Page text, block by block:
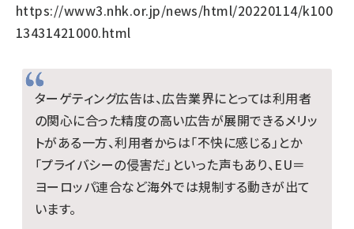
https://www3.nhk.or.jp/news/html/20220114/k100
13431421000.html
ターゲティング広告は、広告業界にとっては利用者
の関心に合った精度の高い広告が展開できるメリッ
トがある一方、利用者からは「不快に感じる」とか
「プライバシーの侵害だ」といった声もあり、EU＝
ヨーロッパ連合など海外では規制する動きが出て
います。